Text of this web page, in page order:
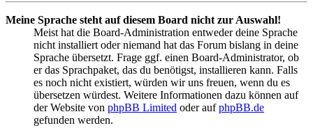
Meine Sprache steht auf diesem Board nicht zur Auswahl!
Meist hat die Board-Administration entweder deine Sprache
nicht installiert oder niemand hat das Forum bislang in deine
Sprache übersetzt. Frage ggf. einen Board-Administrator, ob
er das Sprachpaket, das du benötigst, installieren kann. Falls
es noch nicht existiert, würden wir uns freuen, wenn du es
übersetzen würdest. Weitere Informationen dazu können auf
der Website von phpBB Limited oder aufphpBB.de
gefunden werden.